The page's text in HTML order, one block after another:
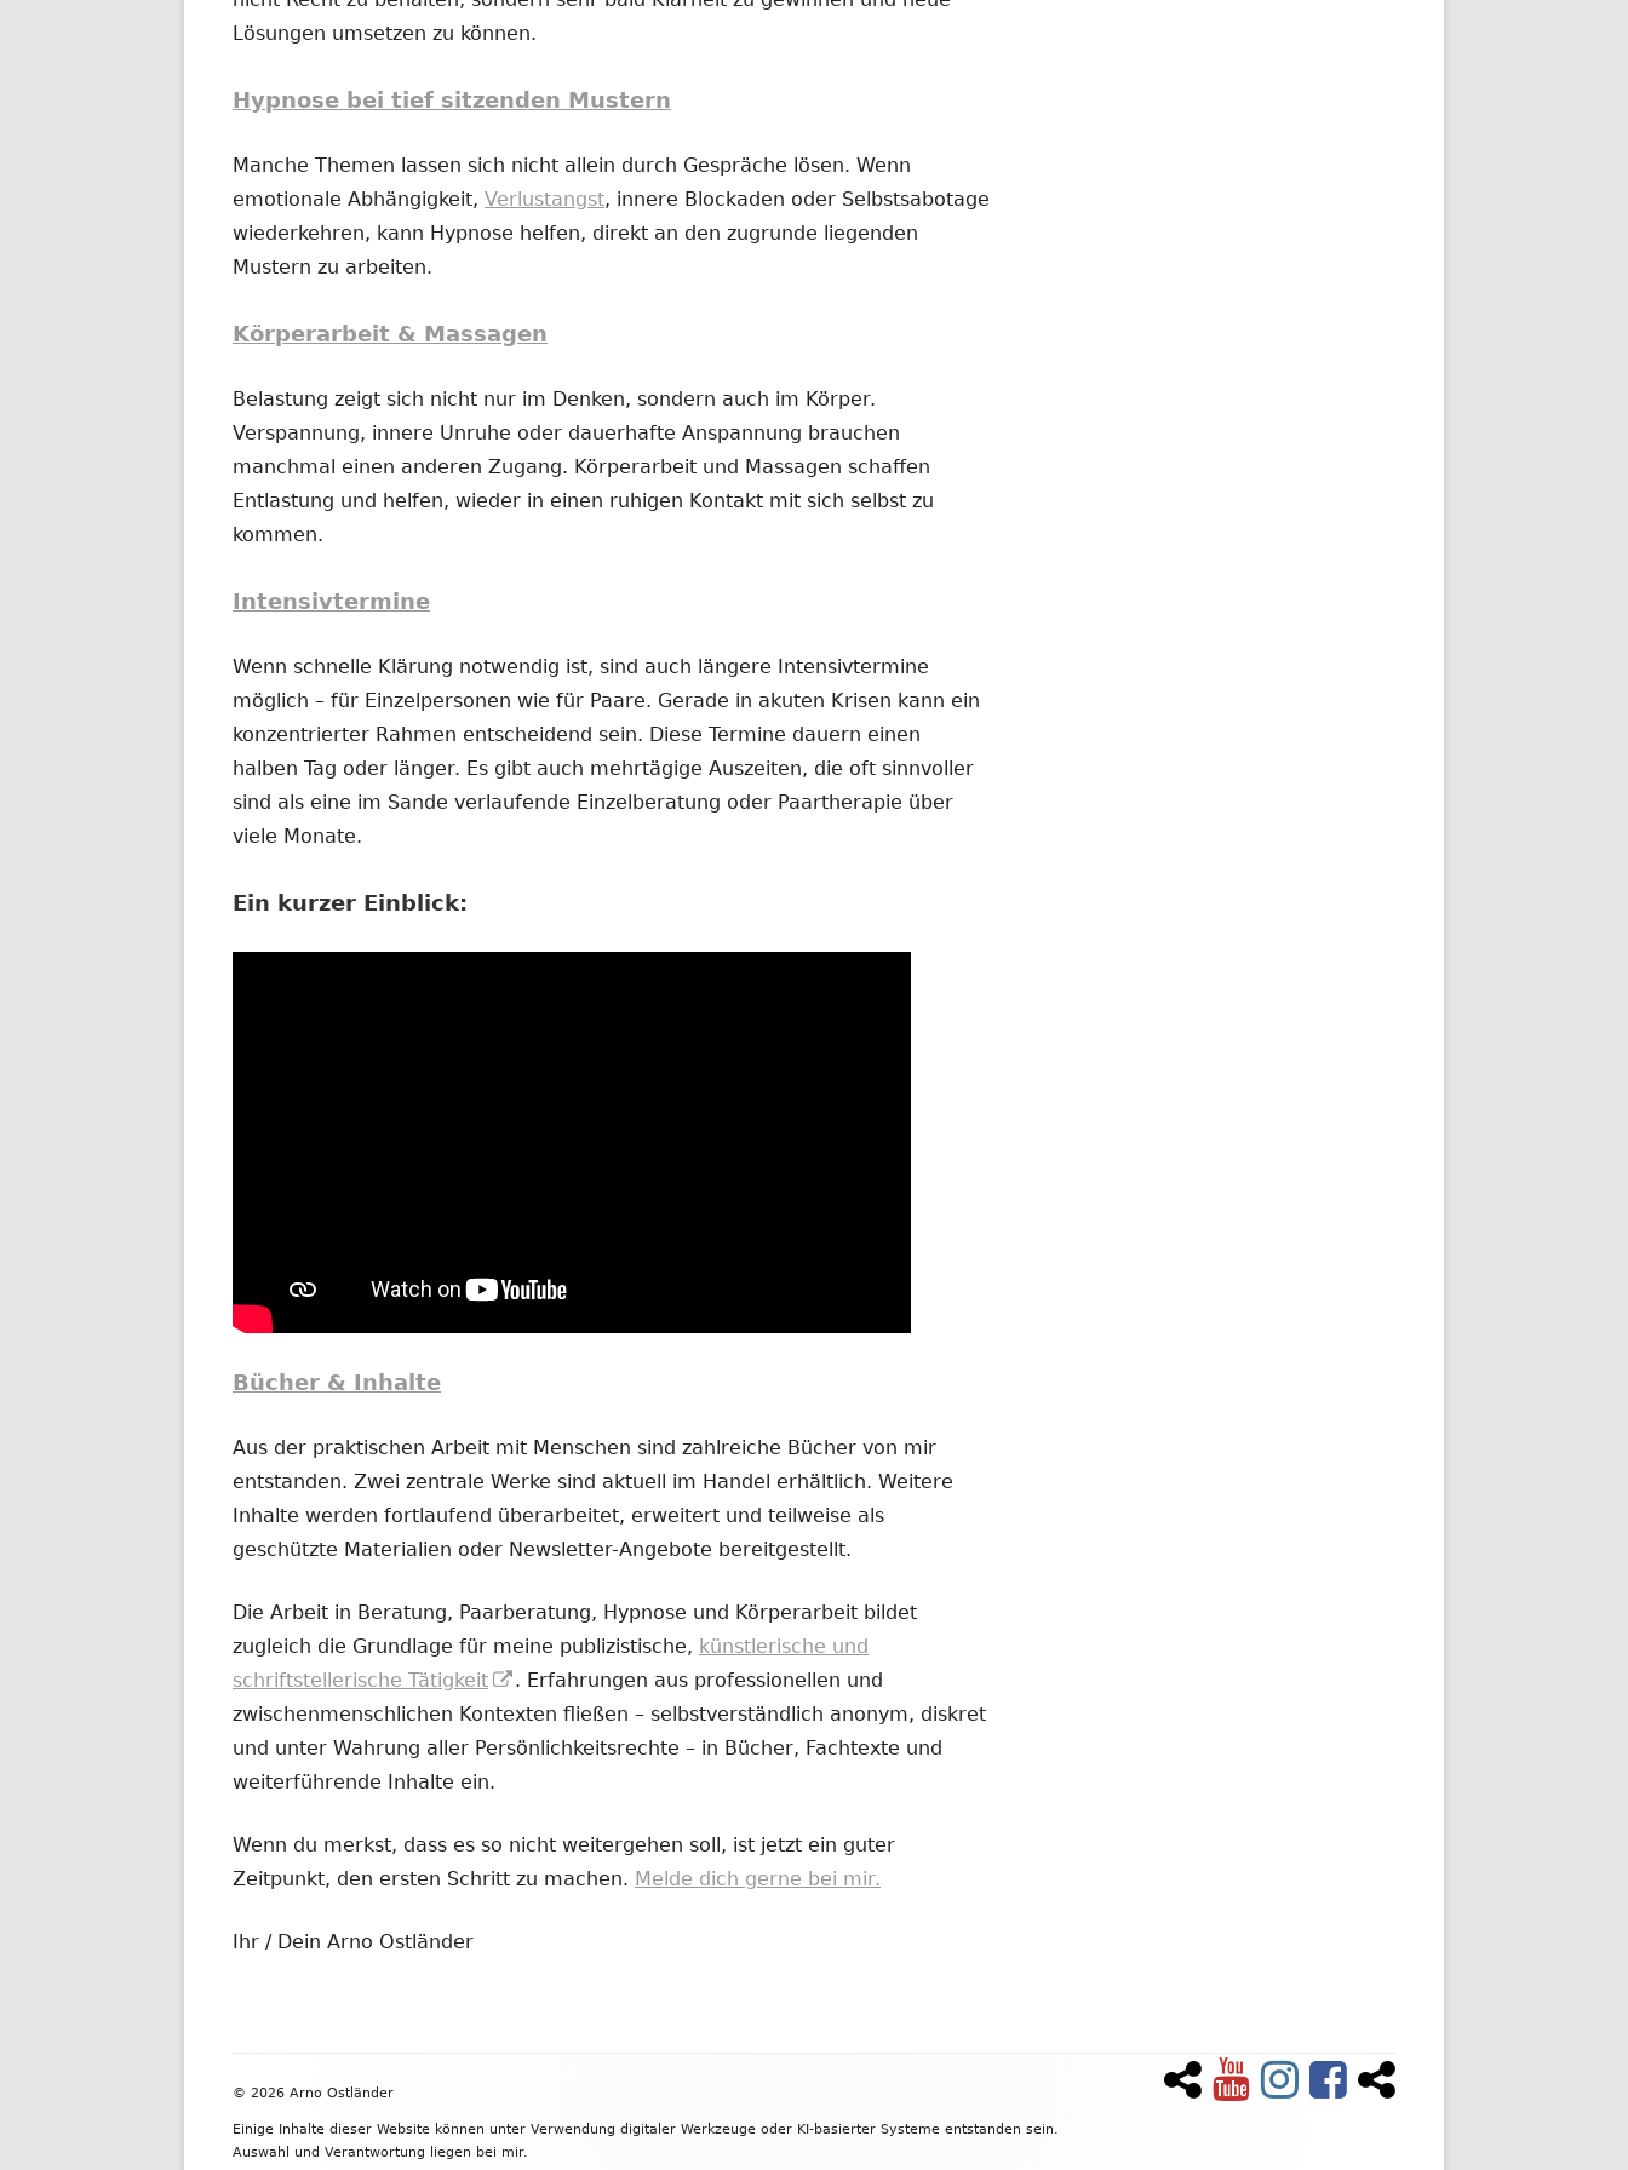
Lösungen umsetzen zu können.
Hypnose bei tief sitzenden Mustern
Manche Themen lassen sich nicht allein durch Gespräche lösen. Wenn
emotionale Abhängigkeit, Verlustangst, innere Blockaden oder Selbstsabotage
wiederkehren, kann Hypnose helfen, direkt an den zugrunde liegenden
Mustern zu arbeiten.
Körperarbeit & Massagen
Belastung zeigt sich nicht nur im Denken, sondern auch im Körper.
Verspannung, innere Unruhe oder dauerhafte Anspannung brauchen
manchmal einen anderen Zugang. Körperarbeit und Massagen schaffen
Entlastung und helfen, wieder in einen ruhigen Kontakt mit sich selbst zu
kommen.
Intensivtermine
Wenn schnelle Klärung notwendig ist, sind auch längere Intensivtermine
möglich – für Einzelpersonen wie für Paare. Gerade in akuten Krisen kann ein
konzentrierter Rahmen entscheidend sein. Diese Termine dauern einen
halben Tag oder länger. Es gibt auch mehrtägige Auszeiten, die oft sinnvoller
sind als eine im Sande verlaufende Einzelberatung oder Paartherapie über
viele Monate.
Ein kurzer Einblick:
Bücher & Inhalte
Aus der praktischen Arbeit mit Menschen sind zahlreiche Bücher von mir
entstanden. Zwei zentrale Werke sind aktuell im Handel erhältlich. Weitere
Inhalte werden fortlaufend überarbeitet, erweitert und teilweise als
geschützte Materialien oder Newsletter-Angebote bereitgestellt.
Die Arbeit in Beratung, Paarberatung, Hypnose und Körperarbeit bildet
zugleich die Grundlage für meine publizistische, künstlerische und
schriftstellerische Tätigkeit
In
neuem
Fenster
. Erfahrungen aus professionellen und
zwischenmenschlichen Kontexten fließen – selbstverständlich anonym, diskret
und unter Wahrung aller Persönlichkeitsrechte – in Bücher, Fachtexte und
weiterführende Inhalte ein.
Wenn du merkst, dass es so nicht weitergehen soll, ist jetzt ein guter
Zeitpunkt, den ersten Schritt zu machen. Melde dich gerne bei mir.
Ihr / Dein Arno Ostländer
Inhalt
© 2026 Arno Ostländer
Einige Inhalte dieser Website können unter Verwendung digitaler Werkzeuge oder KI-basierter Systeme entstanden sein.
Auswahl und Verantwortung liegen bei mir.
NewsletterYouTubeInstagramFacebookTiktok